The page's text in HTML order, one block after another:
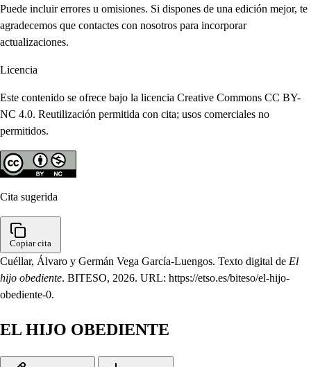
Puede incluir errores u omisiones. Si dispones de una edición mejor, te
agradecemos que contactes con nosotros para incorporar
actualizaciones.
Licencia
Este contenido se ofrece bajo la licencia Creative Commons CC BY-
NC 4.0. Reutilización permitida con cita; usos comerciales no
permitidos.
Cita sugerida
Copiar cita
Cuéllar, Álvaro y Germán Vega García-Luengos. Texto digital de El
hijo obediente. BITESO, 2026. URL: https://etso.es/biteso/el-hijo-
obediente-0.
EL HIJO OBEDIENTE